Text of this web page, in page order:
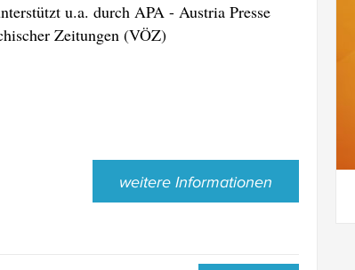
u.a. durch APA - Austria Presse
Zeitungen (VÖZ)
weitere Informationen